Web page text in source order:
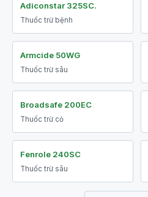
Adiconstar 325SC.
Thuốc trừ bệnh
Armcide 50WG
Thuốc trừ sâu
Broadsafe 200EC
Thuốc trừ cỏ
Fenrole 240SC
Thuốc trừ sâu